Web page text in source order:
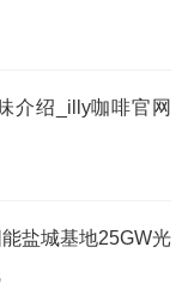
介绍_illy咖啡官网
盐城基地25GW光